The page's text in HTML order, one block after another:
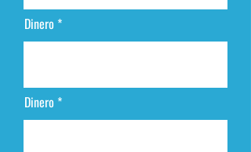
Dinero
Dinero